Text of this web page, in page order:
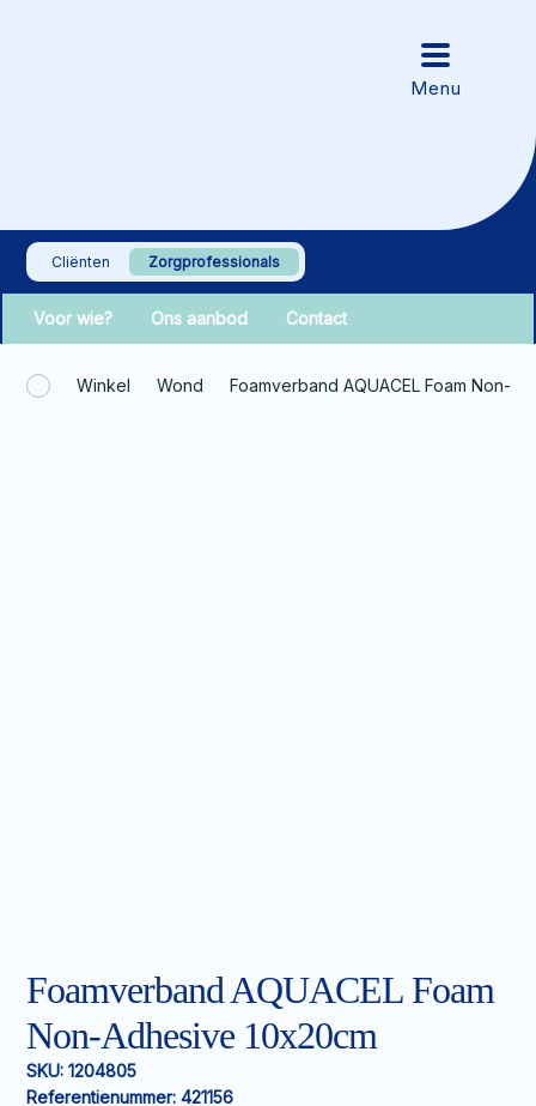
Cliënten Zorgprofessionals
Voor wie? Ons aanbod Contact
Winkel Wond Foamverband AQUACEL Foam Non-
Foamverband AQUACEL Foam
Non-Adhesive 10x20cm
SKU: 1204805
Referentienummer: 421156